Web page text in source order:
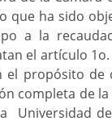
que ha sido
a la
el artículo 1o.
el propósito de
completa de